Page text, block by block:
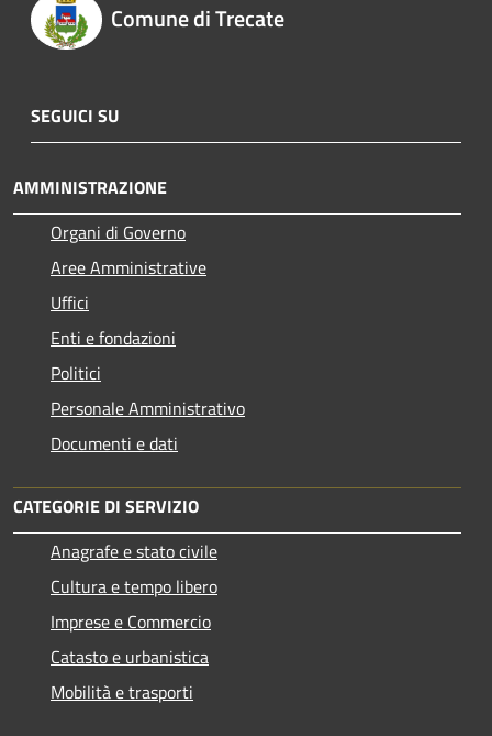
Comune di Trecate
SEGUICI SU
AMMINISTRAZIONE
Organi di Governo
Aree Amministrative
Uffici
Enti e fondazioni
Politici
Personale Amministrativo
Documenti e dati
CATEGORIE DI SERVIZIO
Anagrafe e stato civile
Cultura e tempo libero
Imprese e Commercio
Catasto e urbanistica
Mobilità e trasporti